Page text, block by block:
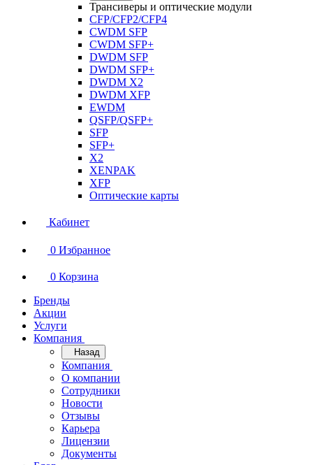
Трансиверы и оптические модули
CFP/CFP2/CFP4
CWDM SFP
CWDM SFP+
DWDM SFP
DWDM SFP+
DWDM X2
DWDM XFP
EWDM
QSFP/QSFP+
SFP
SFP+
X2
XENPAK
XFP
Оптические карты
Кабинет
0 Избранное
0 Корзина
Бренды
Акции
Услуги
Компания
Назад
Компания
О компании
Сотрудники
Новости
Отзывы
Карьера
Лицензии
Документы